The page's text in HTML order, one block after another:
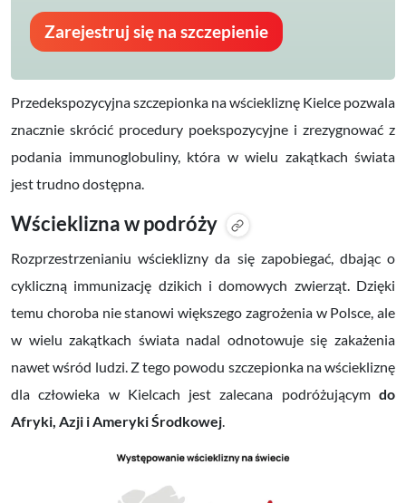
Zarejestruj się na szczepienie
Przedekspozycyjna szczepionka na wściekliznę Kielce pozwala
znacznie skrócić procedury poekspozycyjne i zrezygnować z
podania immunoglobuliny, która w wielu zakątkach świata
jest trudno dostępna.
Wścieklizna w podróży
Rozprzestrzenianiu wścieklizny da się zapobiegać, dbając o
cykliczną immunizację dzikich i domowych zwierząt. Dzięki
temu choroba nie stanowi większego zagrożenia w Polsce, ale
w wielu zakątkach świata nadal odnotowuje się zakażenia
nawet wśród ludzi. Z tego powodu szczepionka na wściekliznę
dla człowieka w Kielcach jest zalecana podróżującym do
Afryki, Azji i Ameryki Środkowej.